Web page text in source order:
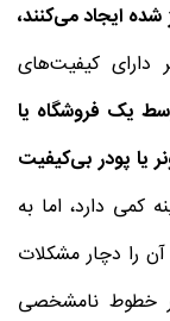
شده ایجاد می‌کنند،
دارای کیفیت‌های
یک فروشگاه یا
یا پودر بی‌کیفیت
کمی دارد، اما به
را دچار مشکلات
خطوط نامشخصی